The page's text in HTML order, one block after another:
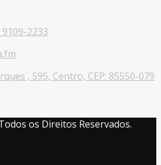
2233
, 595, Centro, CEP: 85550-079
os Direitos Reservados.